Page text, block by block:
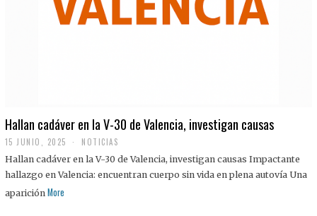
Hallan cadáver en la V-30 de Valencia, investigan causas
15 JUNIO, 2025 NOTICIAS
Hallan cadáver en la V-30 de Valencia, investigan causas Impactante
hallazgo en Valencia: encuentran cuerpo sin vida en plena autovía Una
aparición More